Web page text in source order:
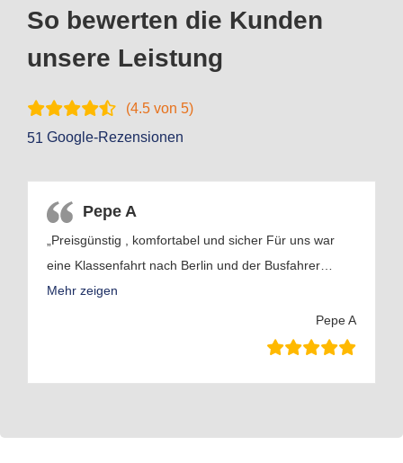
So bewerten die Kunden
unsere Leistung
(4.5 von 5)
51 Google-Rezensionen
Pepe A
„Preisgünstig , komfortabel und sicher Für uns war
eine Klassenfahrt nach Berlin und der Busfahrer…
Mehr zeigen
Pepe A